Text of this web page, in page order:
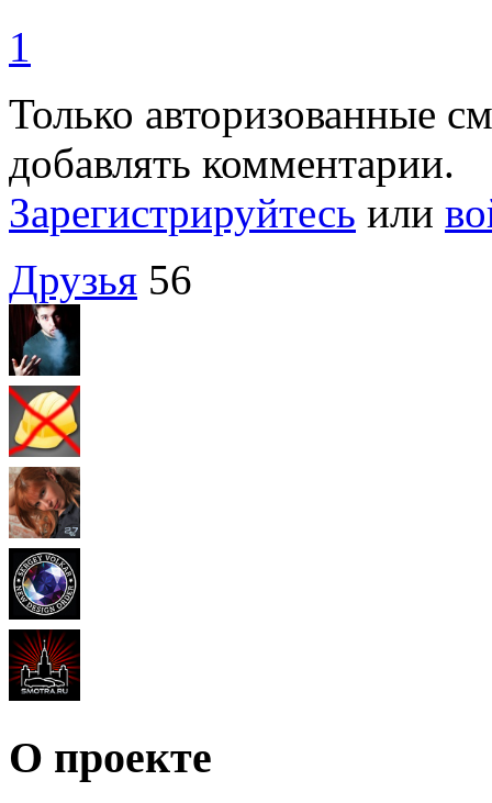
1
Только авторизованные
добавлять комментарии.
Зарегистрируйтесь или
Друзья 56
О проекте